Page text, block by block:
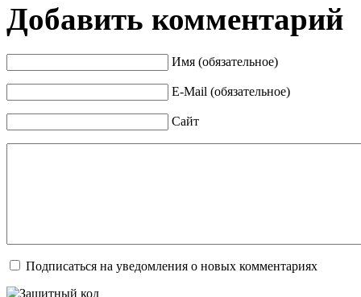
Добавить комментарий
Имя (обязательное)
E-Mail (обязательное)
Сайт
Подписаться на уведомления о новых комментариях